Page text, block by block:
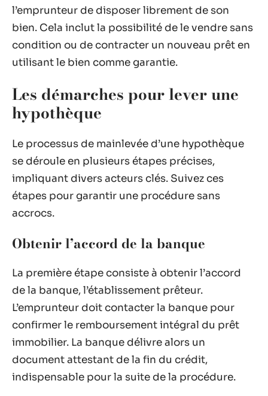
l’emprunteur de disposer librement de son
bien. Cela inclut la possibilité de le vendre sans
condition ou de contracter un nouveau prêt en
utilisant le bien comme garantie.
Les démarches pour lever une
hypothèque
Le processus de mainlevée d’une hypothèque
se déroule en plusieurs étapes précises,
impliquant divers acteurs clés. Suivez ces
étapes pour garantir une procédure sans
accrocs.
Obtenir l’accord de la banque
La première étape consiste à obtenir l’accord
de la banque, l’établissement prêteur.
L’emprunteur doit contacter la banque pour
confirmer le remboursement intégral du prêt
immobilier. La banque délivre alors un
document attestant de la fin du crédit,
indispensable pour la suite de la procédure.